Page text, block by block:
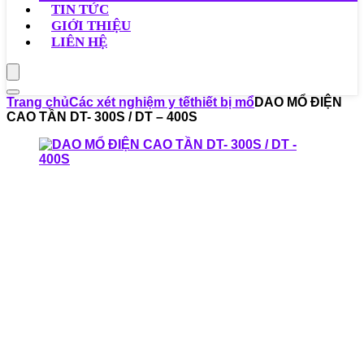
TIN TỨC
GIỚI THIỆU
LIÊN HỆ
Trang chủCác xét nghiệm y tếthiết bị mổDAO MỔ ĐIỆN
CAO TẦN DT- 300S / DT – 400S